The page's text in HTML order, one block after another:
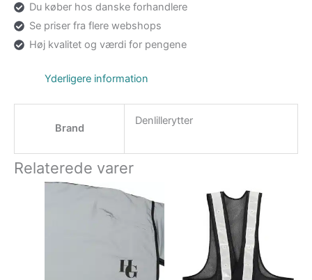
Du køber hos danske forhandlere
Se priser fra flere webshops
Høj kvalitet og værdi for pengene
Yderligere information
Brand
Denlillerytter
Relaterede varer